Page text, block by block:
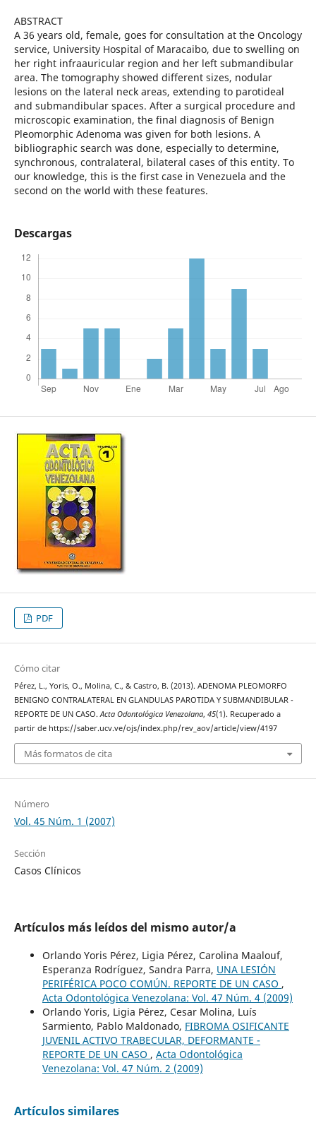
ABSTRACT
A 36 years old, female, goes for consultation at the Oncology
service, University Hospital of Maracaibo, due to swelling on
her right infraauricular region and her left submandibular
area. The tomography showed different sizes, nodular
lesions on the lateral neck areas, extending to parotideal
and submandibular spaces. After a surgical procedure and
microscopic examination, the final diagnosis of Benign
Pleomorphic Adenoma was given for both lesions. A
bibliographic search was done, especially to determine,
synchronous, contralateral, bilateral cases of this entity. To
our knowledge, this is the first case in Venezuela and the
second on the world with these features.
Descargas
PDF
Cómo citar
Pérez, L., Yoris, O., Molina, C., & Castro, B. (2013). ADENOMA PLEOMORFO
BENIGNO CONTRALATERAL EN GLANDULAS PAROTIDA Y SUBMANDIBULAR -
REPORTE DE UN CASO.Acta Odontológica Venezolana, 45(1). Recuperado a
partir de https://saber.ucv.ve/ojs/index.php/rev_aov/article/view/4197
Más formatos de cita
Número
Vol. 45 Núm. 1 (2007)
Sección
Casos Clínicos
Artículos más leídos del mismo autor/a
Orlando Yoris Pérez, Ligia Pérez, Carolina Maalouf,
Esperanza Rodríguez, Sandra Parra, UNA LESIÓN
PERIFÉRICA POCO COMÚN. REPORTE DE UN CASO ,
Acta Odontológica Venezolana: Vol. 47 Núm. 4 (2009)
Orlando Yoris, Ligia Pérez, Cesar Molina, Luís
Sarmiento, Pablo Maldonado, FIBROMA OSIFICANTE
JUVENIL ACTIVO TRABECULAR, DEFORMANTE -
REPORTE DE UN CASO , Acta Odontológica
Venezolana: Vol. 47 Núm. 2 (2009)
Artículos similares